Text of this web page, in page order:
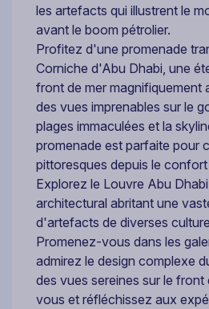
les artefacts qui illustrent le
avant le boom pétrolier.
Profitez d'une promenade
Corniche d'Abu Dhabi, une
front de mer magnifiquement
des vues imprenables sur le
plages immaculées et la
promenade est parfaite pour
pittoresques depuis le
Explorez le Louvre Abu
architectural abritant une
d'artefacts de diverses
Promenez-vous dans les
admirez le design complexe
des vues sereines sur le
vous et réfléchissez aux